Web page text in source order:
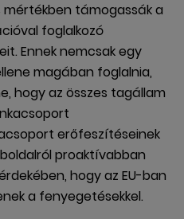
támogassák a
foglalkozó
Ennek nemcsak egy
magában foglalnia,
hogy az összes tagállam
erőfeszítéseinek
proaktívabban
hogy az EU-ban
a fenyegetésekkel.